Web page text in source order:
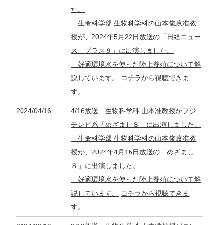
た。
生命科学部 生物科学科の山本俊政准教
授が、2024年5月22日放送の「日経ニュー
ス プラス９」に出演しました。
好適環境水を使った陸上養殖について解
説しています。
コチラから視聴できま
す。
2024/04/16
4/16放送 生物科学科 山本准教授がフジ
テレビ系「めざまし８」に出演しました。
生命科学部 生物科学科の山本俊政准教
授が、2024年4月16日放送の「めざまし
８」に出演しました。
好適環境水を使った陸上養殖について解
説しています。
コチラから視聴できま
す。